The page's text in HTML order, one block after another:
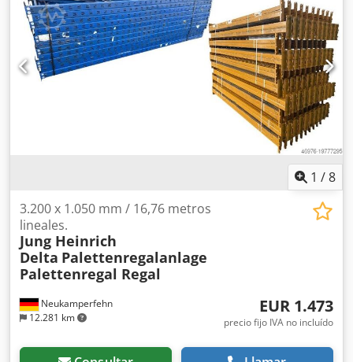
1 /8
Neukamperfehn
12.281 km
3.200 x 1.050 mm / 16,76 metros
lineales.
Jung Heinrich
Delta Palettenregalanlage
Palettenregal Regal
EUR 1.473
precio fijo IVA no incluído